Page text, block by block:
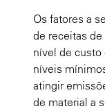
Os fatores a
de receitas
nível de custo
níveis
atingir
de material a